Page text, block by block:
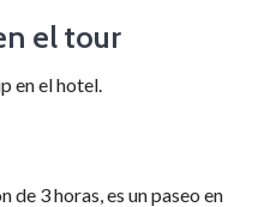
el tour
en el hotel.
de 3 horas, es un paseo en